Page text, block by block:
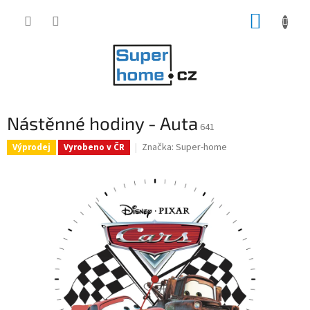
Nástěnné hodiny - Auta 641
Výprodej Vyrobeno v ČR Značka: Super-home